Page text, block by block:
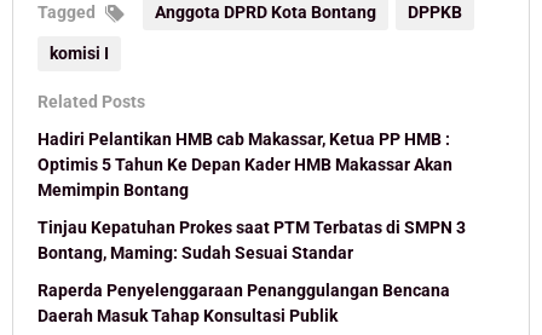
Tagged Anggota DPRD Kota Bontang DPPKB
komisi I
Related Posts
Hadiri Pelantikan HMB cab Makassar, Ketua PP HMB :
Optimis 5 Tahun Ke Depan Kader HMB Makassar Akan
Memimpin Bontang
Tinjau Kepatuhan Prokes saat PTM Terbatas di SMPN 3
Bontang, Maming: Sudah Sesuai Standar
Raperda Penyelenggaraan Penanggulangan Bencana
Daerah Masuk Tahap Konsultasi Publik